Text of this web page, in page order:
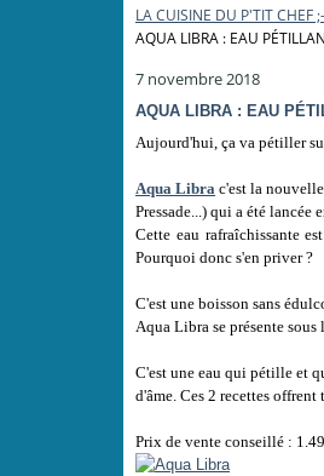
LA CUISINE DU P'TIT CHEF
AQUA LIBRA : EAU
7 novembre 2018
AQUA LIBRA : EAU
Aujourd'hui, ça va pétiller
Aqua Libra c'est la
Pressade...) qui a été lancée
Cette eau rafraîchissante
Pourquoi donc s'en priver ?
C'est une boisson sans
Aqua Libra se présente
C'est une eau qui pétille et
d'âme. Ces 2 recettes
Prix de vente conseillé :